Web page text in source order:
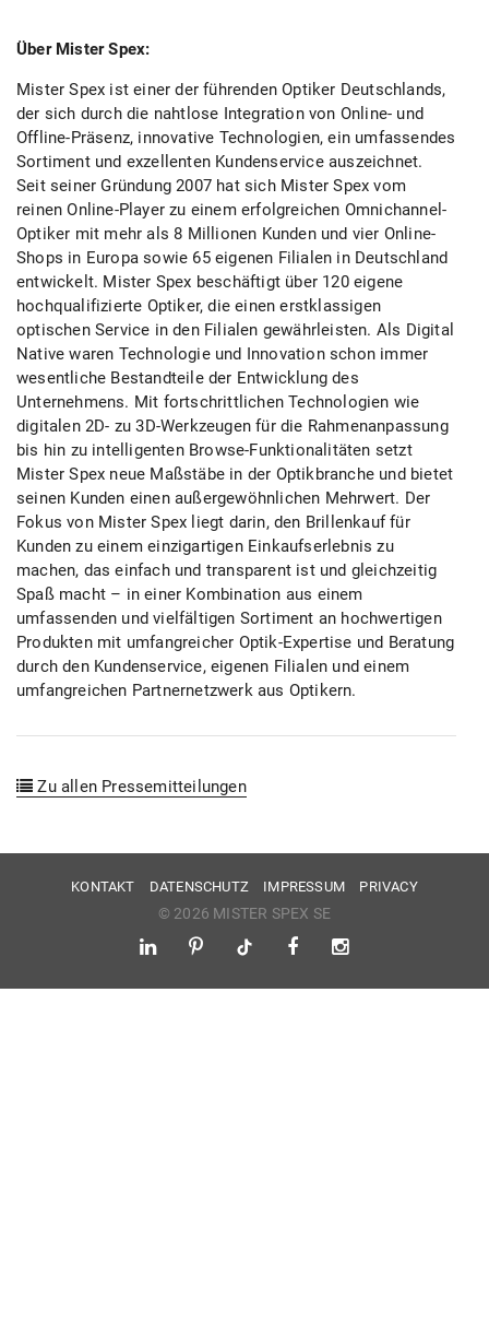
Über Mister Spex:
Mister Spex ist einer der führenden Optiker Deutschlands,
der sich durch die nahtlose Integration von Online- und
Offline-Präsenz, innovative Technologien, ein umfassendes
Sortiment und exzellenten Kundenservice auszeichnet.
Seit seiner Gründung 2007 hat sich Mister Spex vom
reinen Online-Player zu einem erfolgreichen Omnichannel-
Optiker mit mehr als 8 Millionen Kunden und vier Online-
Shops in Europa sowie 65 eigenen Filialen in Deutschland
entwickelt. Mister Spex beschäftigt über 120 eigene
hochqualifizierte Optiker, die einen erstklassigen
optischen Service in den Filialen gewährleisten. Als Digital
Native waren Technologie und Innovation schon immer
wesentliche Bestandteile der Entwicklung des
Unternehmens. Mit fortschrittlichen Technologien wie
digitalen 2D- zu 3D-Werkzeugen für die Rahmenanpassung
bis hin zu intelligenten Browse-Funktionalitäten setzt
Mister Spex neue Maßstäbe in der Optikbranche und bietet
seinen Kunden einen außergewöhnlichen Mehrwert. Der
Fokus von Mister Spex liegt darin, den Brillenkauf für
Kunden zu einem einzigartigen Einkaufserlebnis zu
machen, das einfach und transparent ist und gleichzeitig
Spaß macht – in einer Kombination aus einem
umfassenden und vielfältigen Sortiment an hochwertigen
Produkten mit umfangreicher Optik-Expertise und Beratung
durch den Kundenservice, eigenen Filialen und einem
umfangreichen Partnernetzwerk aus Optikern.
Zu allen Pressemitteilungen
KONTAKT DATENSCHUTZ IMPRESSUM PRIVACY
© 2026 MISTER SPEX SE